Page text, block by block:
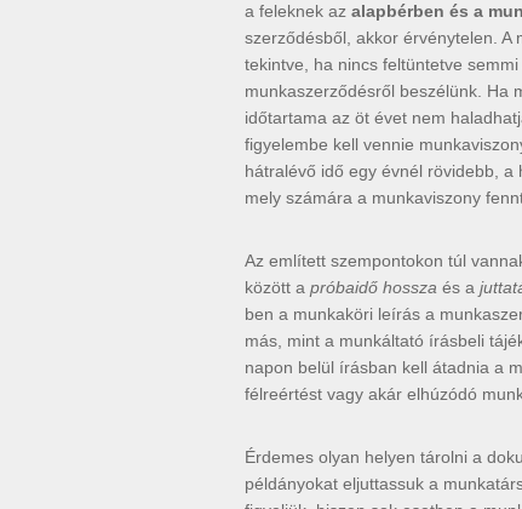
a feleknek az alapbérben és a
szerződésből, akkor érvénytelen.
tekintve, ha nincs feltüntetve
munkaszerződésről beszélünk. Ha
időtartama az öt évet nem
figyelembe kell vennie
hátralévő idő egy évnél rövidebb,
mely számára a munkaviszony
Az említett szempontokon túl
között a próbaidő hossza és a
ben a munkaköri leírás a
más, mint a munkáltató írásbeli
napon belül írásban kell átadnia a
félreértést vagy akár elhúzódó
Érdemes olyan helyen tárolni a
példányokat eljuttassuk a